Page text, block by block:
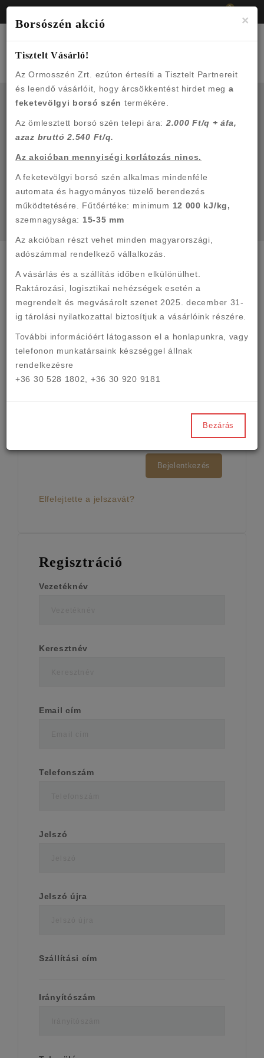
0
Bejelentkezés vagy
regisztráció
Regisztráció nélkül vásárolok
Bejelentkezés
Bejelentkezés
Elfelejtette a jelszavát?
Regisztráció
Vezetéknév
Keresztnév
Email cím
Telefonszám
Jelszó
Jelszó újra
Szállítási cím
Irányítószám
×
Borsószén akció
Tisztelt Vásárló!
Az Ormosszén Zrt. ezúton értesíti a Tisztelt Partnereit
és leendő vásárlóit, hogy árcsökkentést hirdet meg a
feketevölgyi borsó szén termékére.
Az ömlesztett borsó szén telepi ára: 2.000 Ft/q + áfa,
azaz bruttó 2.540 Ft/q.
Az akcióban mennyiségi korlátozás nincs.
A feketevölgyi borsó szén alkalmas mindenféle
automata és hagyományos tüzelő berendezés
működtetésére. Fűtőértéke: minimum 12 000 kJ/kg,
szemnagysága: 15-35 mm
Az akcióban részt vehet minden magyarországi,
adószámmal rendelkező vállalkozás.
A vásárlás és a szállítás időben elkülönülhet.
Raktározási, logisztikai nehézségek esetén a
megrendelt és megvásárolt szenet 2025. december 31-
ig tárolási nyilatkozattal biztosítjuk a vásárlóink részére.
További információért látogasson el a honlapunkra, vagy
telefonon munkatársaink készséggel állnak
rendelkezésre
+36 30 528 1802, +36 30 920 9181
Bezárás